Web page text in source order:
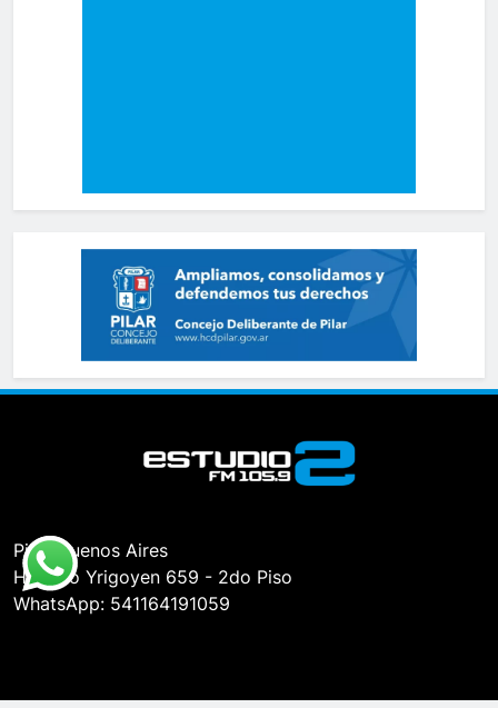
Pilar, Buenos Aires
Hipólito Yrigoyen 659 - 2do Piso
WhatsApp: 541164191059